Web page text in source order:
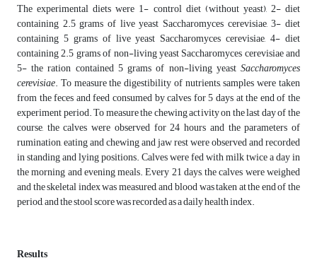
The experimental diets were 1- control diet (without yeast), 2- diet
containing 2.5 grams of live yeast Saccharomyces cerevisiae, 3- diet
containing 5 grams of live yeast Saccharomyces cerevisiae, 4- diet
containing 2.5 grams of non-living yeast Saccharomyces cerevisiae and
5- the ration contained 5 grams of non-living yeast Saccharomyces
cerevisiae. To measure the digestibility of nutrients, samples were taken
from the feces and feed consumed by calves for 5 days at the end of the
experiment period. To measure the chewing activity on the last day of the
course, the calves were observed for 24 hours and the parameters of
rumination, eating and chewing and jaw rest were observed and recorded
in standing and lying positions. Calves were fed with milk twice a day in
the morning and evening meals. Every 21 days, the calves were weighed
and the skeletal index was measured, and blood was taken at the end of the
period, and the stool score was recorded as a daily health index.
Results